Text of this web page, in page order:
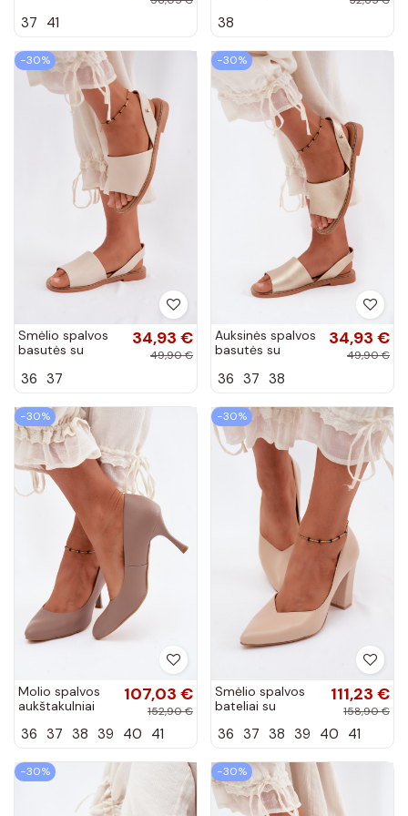
basutės su
37 41 38
−30%
Smėlio spalvos
basutės su
Pollyanna
34,93 €
49,90 €
36 37
−30%
Auksinės spalvos
basutės su
Pollyanna
34,93 €
49,90 €
36 37 38
−30%
Molio spalvos
aukštakulniai
dirbtinės odos
107,03 €
152,90 €
36 37 38 39 40 41
−30%
Smėlio spalvos
bateliai su
priekiu Zazoo 853
111,23 €
158,90 €
36 37 38 39 40 41
−30% −30%